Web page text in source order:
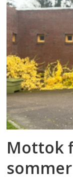
Mottok
sommer